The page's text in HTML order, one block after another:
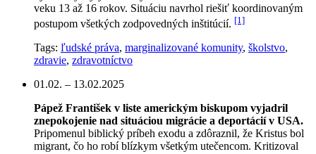
veku 13 až 16 rokov. Situáciu navrhol riešiť koordinovaným
postupom všetkých zodpovedných inštitúcií. [1]
Tags: ľudské práva, marginalizované komunity, školstvo,
zdravie, zdravotníctvo
01.02. – 13.02.2025
Pápež František v liste americkým biskupom vyjadril
znepokojenie nad situáciou migrácie a deportácií v USA.
Pripomenul biblický príbeh exodu a zdôraznil, že Kristus bol
migrant, čo ho robí blízkym všetkým utečencom. Kritizoval